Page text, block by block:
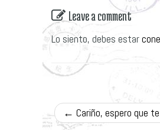
Leave a comment
Lo siento, debes estar
← Cariño, espero que